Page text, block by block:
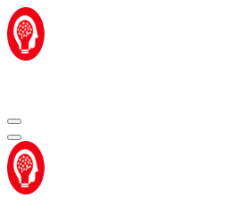
Перейти
к
содержимому